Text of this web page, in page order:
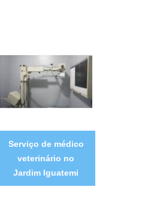
Serviço de médico
veterinário no
Jardim Iguatemi